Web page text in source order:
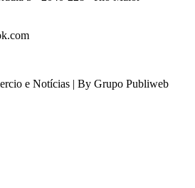
e Notícias | By Grupo Publiweb